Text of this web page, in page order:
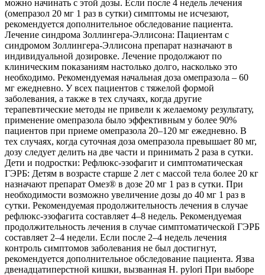
можно начинать с этой дозы. Если после 4 недель лечения
(омепразол 20 мг 1 раз в сутки) симптомы не исчезают,
рекомендуется дополнительное обследование пациента.
Лечение синдрома Золлингера-Эллисона: Пациентам с
синдромом Золлингера-Эллисона препарат назначают в
индивидуальной дозировке. Лечение продолжают по
клиническим показаниям настолько долго, насколько это
необходимо. Рекомендуемая начальная доза омепразола – 60
мг ежедневно. У всех пациентов с тяжелой формой
заболевания, а также в тех случаях, когда другие
терапевтические методы не привели к желаемому результату,
применение омепразола было эффективным у более 90%
пациентов при приеме омепразола 20–120 мг ежедневно. В
тех случаях, когда суточная доза омепразола превышает 80 мг,
дозу следует делить на две части и принимать 2 раза в сутки.
Дети и подростки: Рефлюкс-эзофагит и симптоматическая
ГЭРБ: Детям в возрасте старше 2 лет с массой тела более 20 кг
назначают препарат Омез® в дозе 20 мг 1 раз в сутки. При
необходимости возможно увеличение дозы до 40 мг 1 раз в
сутки. Рекомендуемая продолжительность лечения в случае
рефлюкс-эзофагита составляет 4–8 недель. Рекомендуемая
продолжительность лечения в случае симптоматической ГЭРБ
составляет 2–4 недели. Если после 2–4 недель лечения
контроль симптомов заболевания не был достигнут,
рекомендуется дополнительное обследование пациента. Язва
двенадцатиперстной кишки, вызванная Н. pylori При выборе